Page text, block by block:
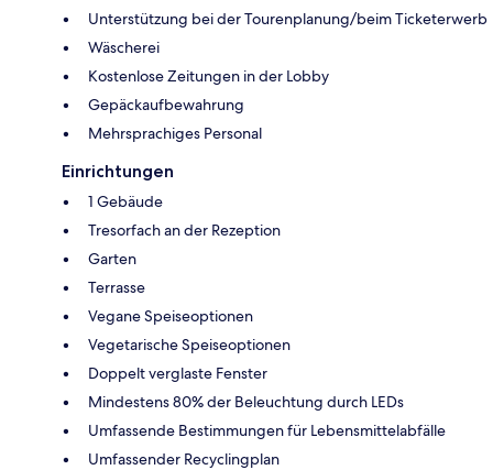
Unterstützung bei der Tourenplanung/beim Ticketerwerb
Wäscherei
Kostenlose Zeitungen in der Lobby
Gepäckaufbewahrung
Mehrsprachiges Personal
Einrichtungen
1 Gebäude
Tresorfach an der Rezeption
Garten
Terrasse
Vegane Speiseoptionen
Vegetarische Speiseoptionen
Doppelt verglaste Fenster
Mindestens 80% der Beleuchtung durch LEDs
Umfassende Bestimmungen für Lebensmittelabfälle
Umfassender Recyclingplan